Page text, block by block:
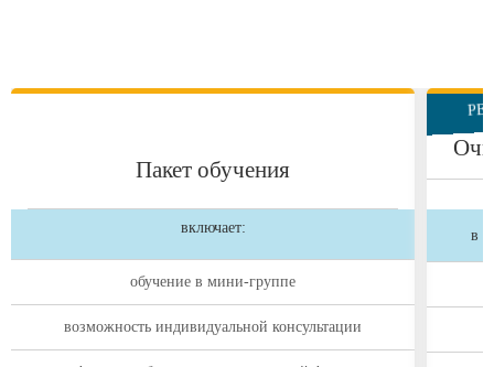
Пакет обучения
включает:
обучение в мини-группе
возможность индивидуальной консультации
в